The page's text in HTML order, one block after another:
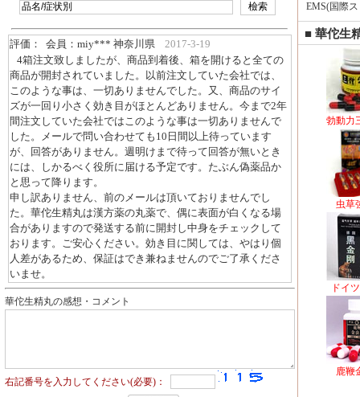
評価： 会員：miy*** 神奈川県 2017-3-19
4箱注文致しましたが、商品到着後、箱を開けると全ての
商品が開封されていました。以前注文していた会社では、
このような事は、一切ありませんでした。又、商品のサイ
ズが一回り小さく効き目がほとんどありません。今まで2年
間注文していた会社ではこのような事は一切ありませんで
した。メールで問い合わせても10日間以上待っています
が、回答がありません。週明けまで待って回答が無いとき
には、しかるべく役所に届ける予定です。たぶん偽薬品か
と思って降ります。
申し訳ありません、前のメールは頂いておりませんでし
た。華佗生精丸は漢方薬の丸薬で、偶に表面が白くなる場
合がありますので発送する前に開封し中身をチェックして
おります。ご安心ください。効き目に関しては、やはり個
人差があるため、保証はでき兼ねませんのでご了承くださ
いませ。
華佗生精丸の感想・コメント
右記番号を入力してください(必要)：
EMS(国際
■ 華佗生
勃動力
虫草
ドイ
鹿鞭